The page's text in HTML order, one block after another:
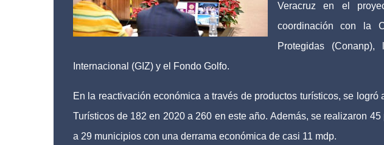
Veracruz en el
coordinación con la
Protegidas
Internacional (GIZ) y el Fondo Golfo.
En la reactivación económica a través de productos turísticos, se
Turísticos de 182 en 2020 a 260 en este año. Además, se realizaron
a 29 municipios con una derrama económica de casi 11 mdp.